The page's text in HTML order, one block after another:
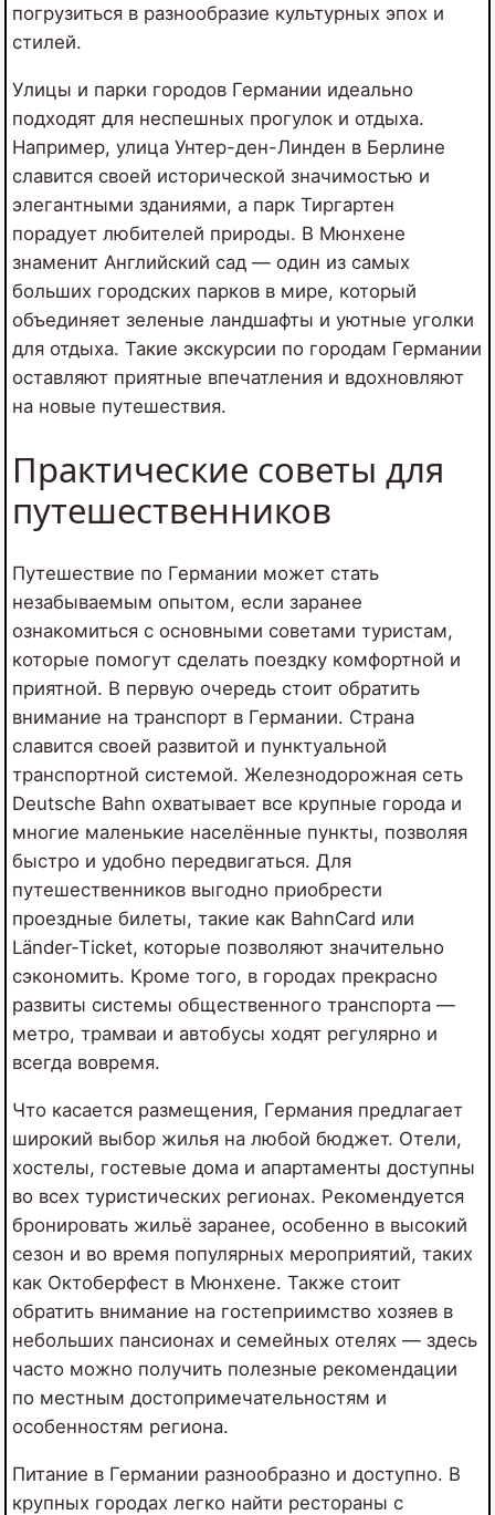
погрузиться в разнообразие культурных эпох и
стилей.
Улицы и парки городов Германии идеально
подходят для неспешных прогулок и отдыха.
Например, улица Унтер-ден-Линден в Берлине
славится своей исторической значимостью и
элегантными зданиями, а парк Тиргартен
порадует любителей природы. В Мюнхене
знаменит Английский сад — один из самых
больших городских парков в мире, который
объединяет зеленые ландшафты и уютные уголки
для отдыха. Такие экскурсии по городам Германии
оставляют приятные впечатления и вдохновляют
на новые путешествия.
Практические советы для
путешественников
Путешествие по Германии может стать
незабываемым опытом, если заранее
ознакомиться с основными советами туристам,
которые помогут сделать поездку комфортной и
приятной. В первую очередь стоит обратить
внимание на транспорт в Германии. Страна
славится своей развитой и пунктуальной
транспортной системой. Железнодорожная сеть
Deutsche Bahn охватывает все крупные города и
многие маленькие населённые пункты, позволяя
быстро и удобно передвигаться. Для
путешественников выгодно приобрести
проездные билеты, такие как BahnCard или
Länder-Ticket, которые позволяют значительно
сэкономить. Кроме того, в городах прекрасно
развиты системы общественного транспорта —
метро, трамваи и автобусы ходят регулярно и
всегда вовремя.
Что касается размещения, Германия предлагает
широкий выбор жилья на любой бюджет. Отели,
хостелы, гостевые дома и апартаменты доступны
во всех туристических регионах. Рекомендуется
бронировать жильё заранее, особенно в высокий
сезон и во время популярных мероприятий, таких
как Октоберфест в Мюнхене. Также стоит
обратить внимание на гостеприимство хозяев в
небольших пансионах и семейных отелях — здесь
часто можно получить полезные рекомендации
по местным достопримечательностям и
особенностям региона.
Питание в Германии разнообразно и доступно. В
крупных городах легко найти рестораны с